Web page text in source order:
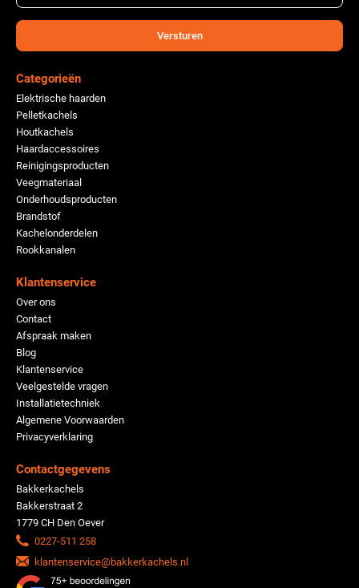
Versturen
Categorieën
Elektrische haarden
Pelletkachels
Houtkachels
Haardaccessoires
Reinigingsproducten
Veegmateriaal
Onderhoudsproducten
Brandstof
Kachelonderdelen
Rookkanalen
Klantenservice
Over ons
Contact
Afspraak maken
Blog
Klantenservice
Veelgestelde vragen
Installatietechniek
Algemene Voorwaarden
Privacyverklaring
Contactgegevens
Bakkerkachels
Bakkerstraat 2
1779 CH Den Oever
0227-511 258
klantenservice@bakkerkachels.nl